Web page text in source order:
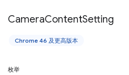
CameraContentSetting
Chrome 46 及更高版本
枚举